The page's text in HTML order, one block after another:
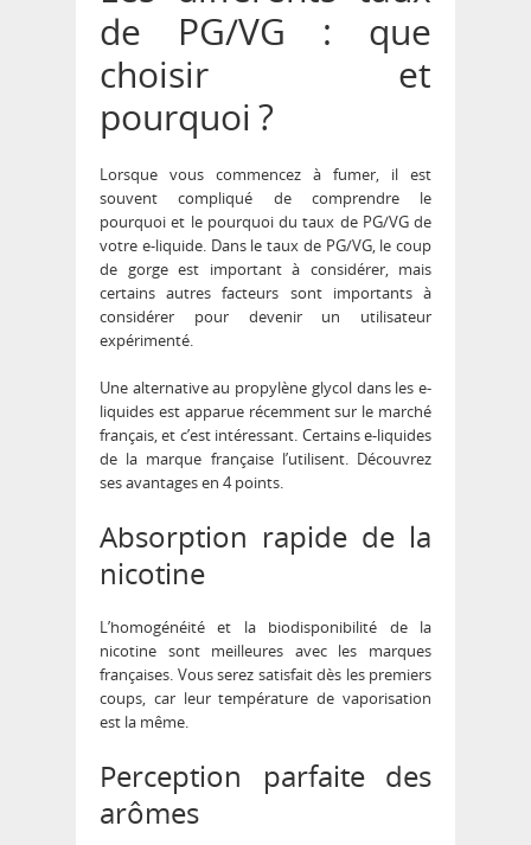
de PG/VG : que
choisir et
pourquoi ?
Lorsque vous commencez à fumer, il est
souvent compliqué de comprendre le
pourquoi et le pourquoi du taux de PG/VG de
votre e-liquide. Dans le taux de PG/VG, le coup
de gorge est important à considérer, mais
certains autres facteurs sont importants à
considérer pour devenir un utilisateur
expérimenté.
Une alternative au propylène glycol dans les e-
liquides est apparue récemment sur le marché
français, et c’est intéressant. Certains e-liquides
de la marque française l’utilisent. Découvrez
ses avantages en 4 points.
Absorption rapide de la
nicotine
L’homogénéité et la biodisponibilité de la
nicotine sont meilleures avec les marques
françaises. Vous serez satisfait dès les premiers
coups, car leur température de vaporisation
est la même.
Perception parfaite des
arômes